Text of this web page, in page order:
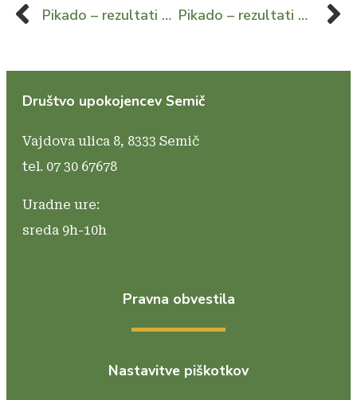
Pikado – rezultati po 5. kolu Pikado – rezultati po 6. kolu
Društvo upokojencev Semič
Vajdova ulica 8, 8333 Semič
tel. 07 30 67678
Uradne ure:
sreda 9h-10h
Pravna obvestila
Nastavitve piškotkov